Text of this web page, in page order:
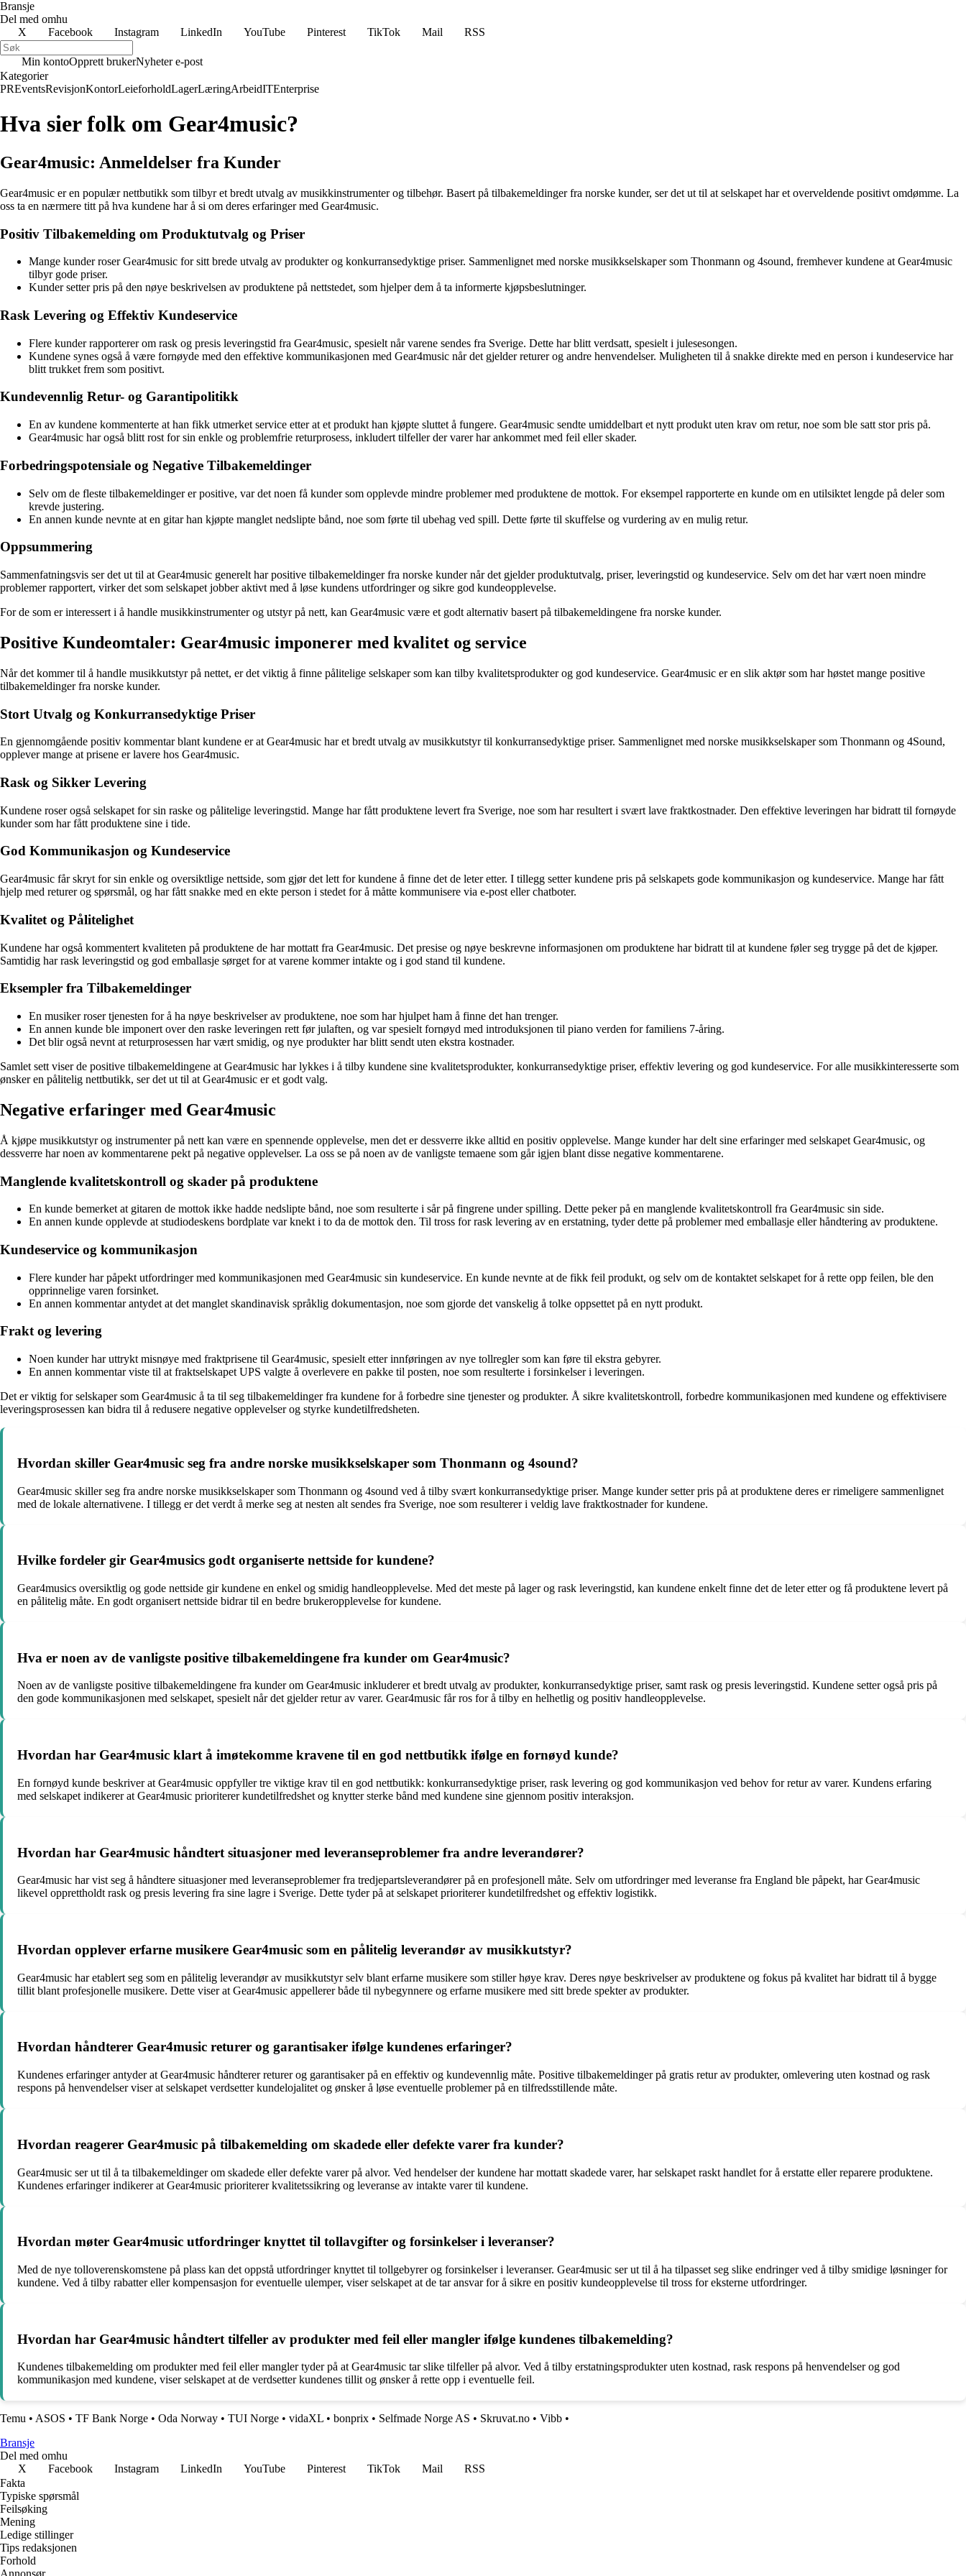
Bransje
Del med omhu
X
Facebook Instagram LinkedIn YouTube Pinterest TikTok Mail RSS
Min kontoOpprett brukerNyheter e-post
Kategorier
PREventsRevisjonKontorLeieforholdLagerLæringArbeidITEnterprise
Hva sier folk om Gear4music?
Gear4music: Anmeldelser fra Kunder
Gear4music er en populær nettbutikk som tilbyr et bredt utvalg av musikkinstrumenter og tilbehør. Basert på tilbakemeldinger fra norske kunder, ser det ut til at selskapet har et overveldende positivt omdømme. La
oss ta en nærmere titt på hva kundene har å si om deres erfaringer med Gear4music.
Positiv Tilbakemelding om Produktutvalg og Priser
Mange kunder roser Gear4music for sitt brede utvalg av produkter og konkurransedyktige priser. Sammenlignet med norske musikkselskaper som Thonmann og 4sound, fremhever kundene at Gear4music
tilbyr gode priser.
Kunder setter pris på den nøye beskrivelsen av produktene på nettstedet, som hjelper dem å ta informerte kjøpsbeslutninger.
Rask Levering og Effektiv Kundeservice
Flere kunder rapporterer om rask og presis leveringstid fra Gear4music, spesielt når varene sendes fra Sverige. Dette har blitt verdsatt, spesielt i julesesongen.
Kundene synes også å være fornøyde med den effektive kommunikasjonen med Gear4music når det gjelder returer og andre henvendelser. Muligheten til å snakke direkte med en person i kundeservice har
blitt trukket frem som positivt.
Kundevennlig Retur- og Garantipolitikk
En av kundene kommenterte at han fikk utmerket service etter at et produkt han kjøpte sluttet å fungere. Gear4music sendte umiddelbart et nytt produkt uten krav om retur, noe som ble satt stor pris på.
Gear4music har også blitt rost for sin enkle og problemfrie returprosess, inkludert tilfeller der varer har ankommet med feil eller skader.
Forbedringspotensiale og Negative Tilbakemeldinger
Selv om de fleste tilbakemeldinger er positive, var det noen få kunder som opplevde mindre problemer med produktene de mottok. For eksempel rapporterte en kunde om en utilsiktet lengde på deler som
krevde justering.
En annen kunde nevnte at en gitar han kjøpte manglet nedslipte bånd, noe som førte til ubehag ved spill. Dette førte til skuffelse og vurdering av en mulig retur.
Oppsummering
Sammenfatningsvis ser det ut til at Gear4music generelt har positive tilbakemeldinger fra norske kunder når det gjelder produktutvalg, priser, leveringstid og kundeservice. Selv om det har vært noen mindre
problemer rapportert, virker det som selskapet jobber aktivt med å løse kundens utfordringer og sikre god kundeopplevelse.
For de som er interessert i å handle musikkinstrumenter og utstyr på nett, kan Gear4music være et godt alternativ basert på tilbakemeldingene fra norske kunder.
Positive Kundeomtaler: Gear4music imponerer med kvalitet og service
Når det kommer til å handle musikkutstyr på nettet, er det viktig å finne pålitelige selskaper som kan tilby kvalitetsprodukter og god kundeservice. Gear4music er en slik aktør som har høstet mange positive
tilbakemeldinger fra norske kunder.
Stort Utvalg og Konkurransedyktige Priser
En gjennomgående positiv kommentar blant kundene er at Gear4music har et bredt utvalg av musikkutstyr til konkurransedyktige priser. Sammenlignet med norske musikkselskaper som Thonmann og 4Sound,
opplever mange at prisene er lavere hos Gear4music.
Rask og Sikker Levering
Kundene roser også selskapet for sin raske og pålitelige leveringstid. Mange har fått produktene levert fra Sverige, noe som har resultert i svært lave fraktkostnader. Den effektive leveringen har bidratt til fornøyde
kunder som har fått produktene sine i tide.
God Kommunikasjon og Kundeservice
Gear4music får skryt for sin enkle og oversiktlige nettside, som gjør det lett for kundene å finne det de leter etter. I tillegg setter kundene pris på selskapets gode kommunikasjon og kundeservice. Mange har fått
hjelp med returer og spørsmål, og har fått snakke med en ekte person i stedet for å måtte kommunisere via e-post eller chatboter.
Kvalitet og Pålitelighet
Kundene har også kommentert kvaliteten på produktene de har mottatt fra Gear4music. Det presise og nøye beskrevne informasjonen om produktene har bidratt til at kundene føler seg trygge på det de kjøper.
Samtidig har rask leveringstid og god emballasje sørget for at varene kommer intakte og i god stand til kundene.
Eksempler fra Tilbakemeldinger
En musiker roser tjenesten for å ha nøye beskrivelser av produktene, noe som har hjulpet ham å finne det han trenger.
En annen kunde ble imponert over den raske leveringen rett før julaften, og var spesielt fornøyd med introduksjonen til piano verden for familiens 7-åring.
Det blir også nevnt at returprosessen har vært smidig, og nye produkter har blitt sendt uten ekstra kostnader.
Samlet sett viser de positive tilbakemeldingene at Gear4music har lykkes i å tilby kundene sine kvalitetsprodukter, konkurransedyktige priser, effektiv levering og god kundeservice. For alle musikkinteresserte som
ønsker en pålitelig nettbutikk, ser det ut til at Gear4music er et godt valg.
Negative erfaringer med Gear4music
Å kjøpe musikkutstyr og instrumenter på nett kan være en spennende opplevelse, men det er dessverre ikke alltid en positiv opplevelse. Mange kunder har delt sine erfaringer med selskapet Gear4music, og
dessverre har noen av kommentarene pekt på negative opplevelser. La oss se på noen av de vanligste temaene som går igjen blant disse negative kommentarene.
Manglende kvalitetskontroll og skader på produktene
En kunde bemerket at gitaren de mottok ikke hadde nedslipte bånd, noe som resulterte i sår på fingrene under spilling. Dette peker på en manglende kvalitetskontroll fra Gear4music sin side.
En annen kunde opplevde at studiodeskens bordplate var knekt i to da de mottok den. Til tross for rask levering av en erstatning, tyder dette på problemer med emballasje eller håndtering av produktene.
Kundeservice og kommunikasjon
Flere kunder har påpekt utfordringer med kommunikasjonen med Gear4music sin kundeservice. En kunde nevnte at de fikk feil produkt, og selv om de kontaktet selskapet for å rette opp feilen, ble den
opprinnelige varen forsinket.
En annen kommentar antydet at det manglet skandinavisk språklig dokumentasjon, noe som gjorde det vanskelig å tolke oppsettet på en nytt produkt.
Frakt og levering
Noen kunder har uttrykt misnøye med fraktprisene til Gear4music, spesielt etter innføringen av nye tollregler som kan føre til ekstra gebyrer.
En annen kommentar viste til at fraktselskapet UPS valgte å overlevere en pakke til posten, noe som resulterte i forsinkelser i leveringen.
Det er viktig for selskaper som Gear4music å ta til seg tilbakemeldinger fra kundene for å forbedre sine tjenester og produkter. Å sikre kvalitetskontroll, forbedre kommunikasjonen med kundene og effektivisere
leveringsprosessen kan bidra til å redusere negative opplevelser og styrke kundetilfredsheten.
Hvordan skiller Gear4music seg fra andre norske musikkselskaper som Thonmann og 4sound?
Gear4music skiller seg fra andre norske musikkselskaper som Thonmann og 4sound ved å tilby svært konkurransedyktige priser. Mange kunder setter pris på at produktene deres er rimeligere sammenlignet
med de lokale alternativene. I tillegg er det verdt å merke seg at nesten alt sendes fra Sverige, noe som resulterer i veldig lave fraktkostnader for kundene.
Hvilke fordeler gir Gear4musics godt organiserte nettside for kundene?
Gear4musics oversiktlig og gode nettside gir kundene en enkel og smidig handleopplevelse. Med det meste på lager og rask leveringstid, kan kundene enkelt finne det de leter etter og få produktene levert på
en pålitelig måte. En godt organisert nettside bidrar til en bedre brukeropplevelse for kundene.
Hva er noen av de vanligste positive tilbakemeldingene fra kunder om Gear4music?
Noen av de vanligste positive tilbakemeldingene fra kunder om Gear4music inkluderer et bredt utvalg av produkter, konkurransedyktige priser, samt rask og presis leveringstid. Kundene setter også pris på
den gode kommunikasjonen med selskapet, spesielt når det gjelder retur av varer. Gear4music får ros for å tilby en helhetlig og positiv handleopplevelse.
Hvordan har Gear4music klart å imøtekomme kravene til en god nettbutikk ifølge en fornøyd kunde?
En fornøyd kunde beskriver at Gear4music oppfyller tre viktige krav til en god nettbutikk: konkurransedyktige priser, rask levering og god kommunikasjon ved behov for retur av varer. Kundens erfaring
med selskapet indikerer at Gear4music prioriterer kundetilfredshet og knytter sterke bånd med kundene sine gjennom positiv interaksjon.
Hvordan har Gear4music håndtert situasjoner med leveranseproblemer fra andre leverandører?
Gear4music har vist seg å håndtere situasjoner med leveranseproblemer fra tredjepartsleverandører på en profesjonell måte. Selv om utfordringer med leveranse fra England ble påpekt, har Gear4music
likevel opprettholdt rask og presis levering fra sine lagre i Sverige. Dette tyder på at selskapet prioriterer kundetilfredshet og effektiv logistikk.
Hvordan opplever erfarne musikere Gear4music som en pålitelig leverandør av musikkutstyr?
Gear4music har etablert seg som en pålitelig leverandør av musikkutstyr selv blant erfarne musikere som stiller høye krav. Deres nøye beskrivelser av produktene og fokus på kvalitet har bidratt til å bygge
tillit blant profesjonelle musikere. Dette viser at Gear4music appellerer både til nybegynnere og erfarne musikere med sitt brede spekter av produkter.
Hvordan håndterer Gear4music returer og garantisaker ifølge kundenes erfaringer?
Kundenes erfaringer antyder at Gear4music håndterer returer og garantisaker på en effektiv og kundevennlig måte. Positive tilbakemeldinger på gratis retur av produkter, omlevering uten kostnad og rask
respons på henvendelser viser at selskapet verdsetter kundelojalitet og ønsker å løse eventuelle problemer på en tilfredsstillende måte.
Hvordan reagerer Gear4music på tilbakemelding om skadede eller defekte varer fra kunder?
Gear4music ser ut til å ta tilbakemeldinger om skadede eller defekte varer på alvor. Ved hendelser der kundene har mottatt skadede varer, har selskapet raskt handlet for å erstatte eller reparere produktene.
Kundenes erfaringer indikerer at Gear4music prioriterer kvalitetssikring og leveranse av intakte varer til kundene.
Hvordan møter Gear4music utfordringer knyttet til tollavgifter og forsinkelser i leveranser?
Med de nye tolloverenskomstene på plass kan det oppstå utfordringer knyttet til tollgebyrer og forsinkelser i leveranser. Gear4music ser ut til å ha tilpasset seg slike endringer ved å tilby smidige løsninger for
kundene. Ved å tilby rabatter eller kompensasjon for eventuelle ulemper, viser selskapet at de tar ansvar for å sikre en positiv kundeopplevelse til tross for eksterne utfordringer.
Hvordan har Gear4music håndtert tilfeller av produkter med feil eller mangler ifølge kundenes tilbakemelding?
Kundenes tilbakemelding om produkter med feil eller mangler tyder på at Gear4music tar slike tilfeller på alvor. Ved å tilby erstatningsprodukter uten kostnad, rask respons på henvendelser og god
kommunikasjon med kundene, viser selskapet at de verdsetter kundenes tillit og ønsker å rette opp i eventuelle feil.
Temu • ASOS • TF Bank Norge • Oda Norway • TUI Norge • vidaXL • bonprix • Selfmade Norge AS • Skruvat.no • Vibb •
Bransje
Del med omhu
X
Facebook Instagram LinkedIn YouTube Pinterest TikTok Mail
RSS
Fakta
Typiske spørsmål
Feilsøking
Mening
Ledige stillinger
Tips redaksjonen
Forhold